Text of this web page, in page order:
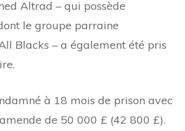
Altrad – qui possède
le groupe parraine
Blacks – a également été pris
à 18 mois de prison avec
de 50 000 £ (42 800 £).